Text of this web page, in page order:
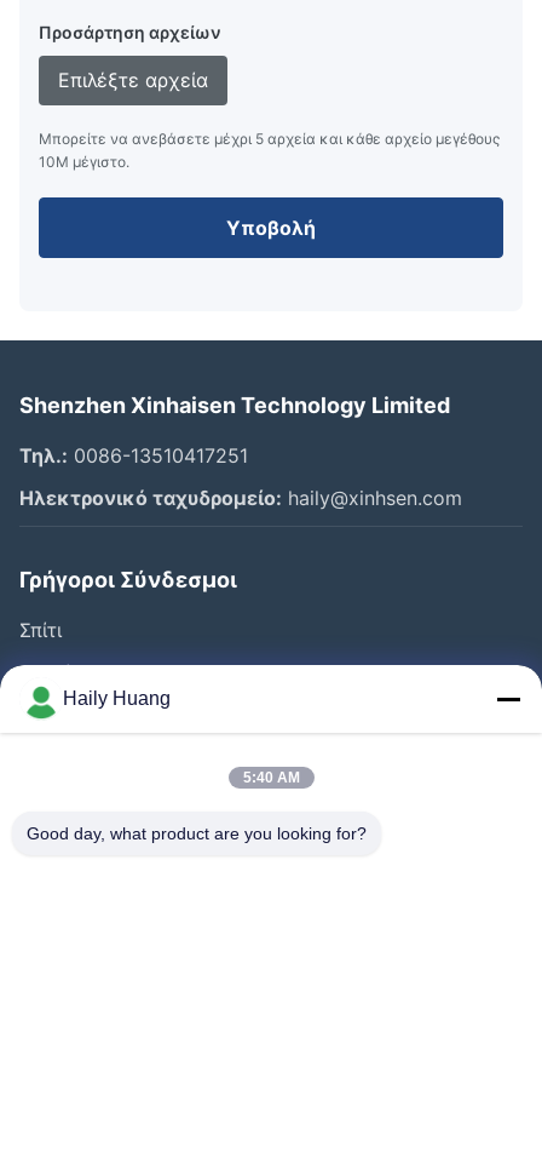
Προσάρτηση αρχείων
Επιλέξτε αρχεία
Μπορείτε να ανεβάσετε μέχρι 5 αρχεία και κάθε αρχείο μεγέθους
10M μέγιστο.
Υποβολή
Shenzhen Xinhaisen Technology Limited
Τηλ.: 0086-13510417251
Ηλεκτρονικό ταχυδρομείο: haily@xinhsen.com
Γρήγοροι Σύνδεσμοι
Σπίτι
Προϊόντα
Βίντεο
Έλεγχος Ποιότητας
Haily Huang
5:40 AM
Good day, what product are you looking for?